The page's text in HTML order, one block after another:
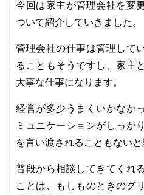
今回は家主が管理会社を変
ついて紹介していきました。
管理会社の仕事は管理して
ることもそうですし、家主
大事な仕事になります。
経営が多少うまくいかなか
ミュニケーションがしっか
を言い渡されることもないと
普段から相談してきてくれ
ことは、もしものときのグ